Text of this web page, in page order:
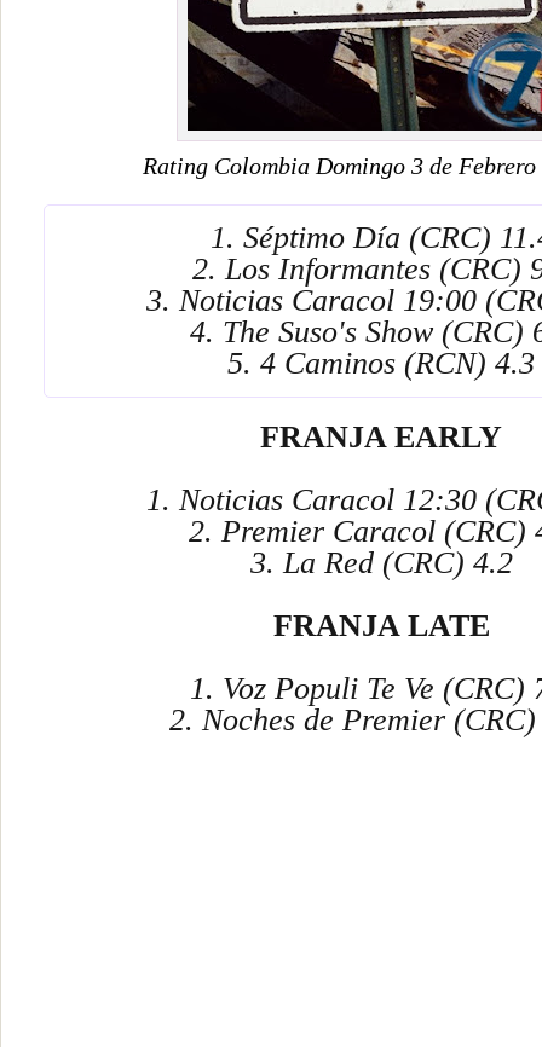
Rating Colombia Domingo 3 de Febrero
1. Séptimo Día (CRC)
2. Los Informantes (CRC)
3. Noticias Caracol 19:00
4. The Suso's Show (CRC)
5. 4 Caminos (RCN) 4.3
FRANJA EARLY
1. Noticias Caracol 12:30
2. Premier Caracol (CRC)
3. La Red (CRC) 4.2
FRANJA LATE
1. Voz Populi Te Ve (CRC)
2. Noches de Premier